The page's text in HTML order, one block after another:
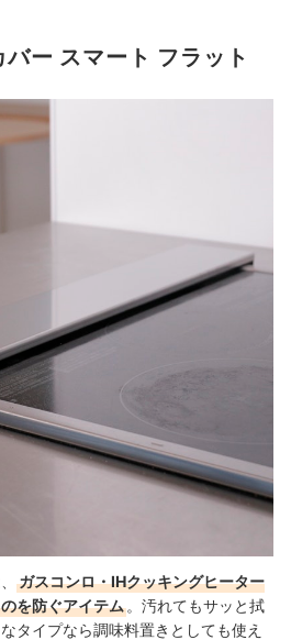
ー スマート フラット
ガスコンロ・IHクッキングヒーター
を防ぐアイテム 。汚れてもサッと拭
タイプなら調味料置きとしても使え